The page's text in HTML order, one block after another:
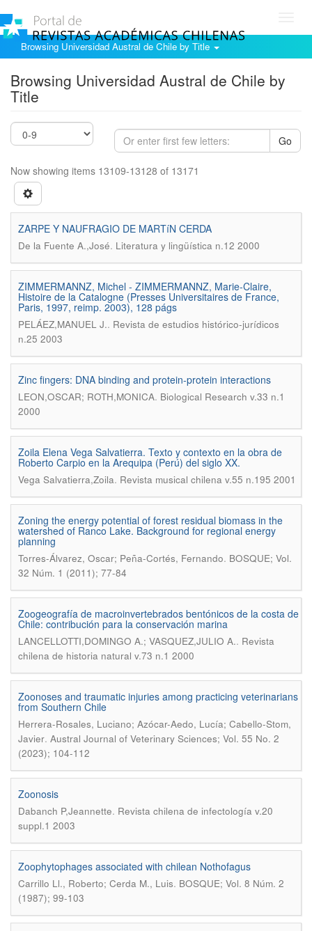
Browsing Universidad Austral de Chile by Title
Browsing Universidad Austral de Chile by
Title
Go
Now showing items 13109-13128 of 13171
ZARPE Y NAUFRAGIO DE MARTíN CERDA
De la Fuente A.,José. Literatura y lingüística n.12 2000
ZIMMERMANNZ, Michel - ZIMMERMANNZ, Marie-Claire,
Histoire de la Catalogne (Presses Universitaires de France,
Paris, 1997, reimp. 2003), 128 págs
PELÁEZ,MANUEL J.. Revista de estudios histórico-jurídicos
n.25 2003
Zinc fingers: DNA binding and protein-protein interactions
LEON,OSCAR; ROTH,MONICA. Biological Research v.33 n.1
2000
Zoila Elena Vega Salvatierra. Texto y contexto en la obra de
Roberto Carpio en la Arequipa (Perú) del siglo XX.
Vega Salvatierra,Zoila. Revista musical chilena v.55 n.195 2001
Zoning the energy potential of forest residual biomass in the
watershed of Ranco Lake. Background for regional energy
planning
Torres-Álvarez, Oscar; Peña-Cortés, Fernando. BOSQUE; Vol.
32 Núm. 1 (2011); 77-84
Zoogeografía de macroinvertebrados bentónicos de la costa de
Chile: contribución para la conservación marina
LANCELLOTTI,DOMINGO A.; VASQUEZ,JULIO A.. Revista
chilena de historia natural v.73 n.1 2000
Zoonoses and traumatic injuries among practicing veterinarians
from Southern Chile
Herrera-Rosales, Luciano; Azócar-Aedo, Lucía; Cabello-Stom,
Javier. Austral Journal of Veterinary Sciences; Vol. 55 No. 2
(2023); 104-112
Zoonosis
Dabanch P,Jeannette. Revista chilena de infectología v.20
suppl.1 2003
Zoophytophages associated with chilean Nothofagus
Carrillo Ll., Roberto; Cerda M., Luis. BOSQUE; Vol. 8 Núm. 2
(1987); 99-103